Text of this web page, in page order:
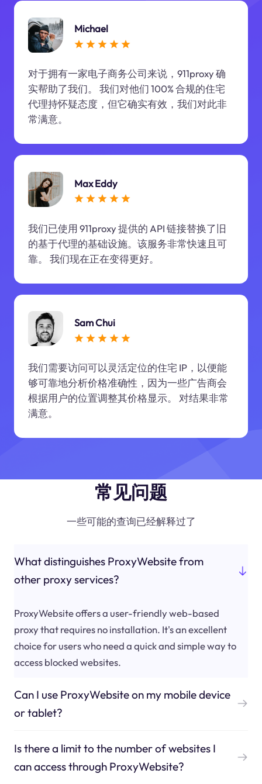
Michael
对于拥有一家电子商务公司来说，911proxy 确
实帮助了我们。 我们对他们 100% 合规的住宅
代理持怀疑态度，但它确实有效，我们对此非
常满意。
Max Eddy
我们已使用 911proxy 提供的 API 链接替换了旧
的基于代理的基础设施。该服务非常快速且可
靠。 我们现在正在变得更好。
Sam Chui
我们需要访问可以灵活定位的住宅 IP，以便能
够可靠地分析价格准确性，因为一些广告商会
根据用户的位置调整其价格显示。 对结果非常
满意。
常见问题
一些可能的查询已经解释过了
What distinguishes ProxyWebsite from
other proxy services?
ProxyWebsite offers a user-friendly web-based
proxy that requires no installation. It's an excellent
choice for users who need a quick and simple way to
access blocked websites.
Can I use ProxyWebsite on my mobile device
or tablet?
Is there a limit to the number of websites I
can access through ProxyWebsite?